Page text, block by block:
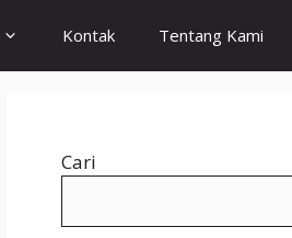
Kontak Tentang Kami
Cari